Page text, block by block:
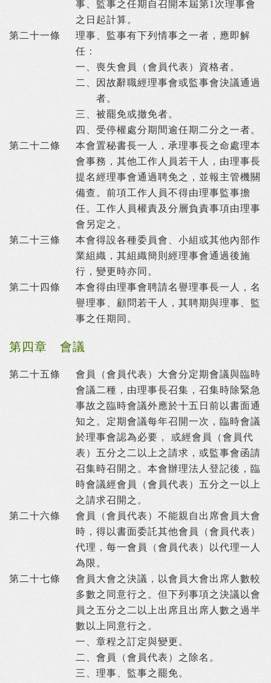
事、監事之任期自召開本屆第1次理事會
之日起計算。
第二十一條
理事、監事有下列情事之一者，應即解
任：
一、 喪失會員（會員代表）資格者。
二、
因故辭職經理事會或監事會決議通過
者。
三、 被罷免或撤免者。
四、 受停權處分期間逾任期二分之一者。
第二十二條
本會置秘書長一人，承理事長之命處理本
會事務，其他工作人員若干人，由理事長
提名經理事會通過聘免之，並報主管機關
備查。前項工作人員不得由理事監事擔
任。工作人員權責及分層負責事項由理事
會另定之。
第二十三條
本會得設各種委員會、小組或其他內部作
業組織，其組織簡則經理事會通過後施
行，變更時亦同。
第二十四條
本會得由理事會聘請名譽理事長一人，名
譽理事、顧問若干人，其聘期與理事、監
事之任期同。
第四章 會議
第二十五條
會員（會員代表）大會分定期會議與臨時
會議二種，由理事長召集，召集時除緊急
事故之臨時會議外應於十五日前以書面通
知之。定期會議每年召開一次，臨時會議
於理事會認為必要， 或經會員（會員代
表）五分之二以上之請求，或監事會函請
召集時召開之。本會辦理法人登記後，臨
時會議經會員（會員代表）五分之一以上
之請求召開之。
第二十六條
會員（會員代表）不能親自出席會員大會
時，得以書面委託其他會員（會員代表）
代理，每一會員（會員代表）以代理一人
為限。
第二十七條
會員大會之決議，以會員大會出席人數較
多數之同意行之。但下列事項之決議以會
員之五分之二以上出席且出席人數之過半
數以上同意行之。
一、 章程之訂定與變更。
二、 會員（會員代表）之除名。
三、 理事、監事之罷免。